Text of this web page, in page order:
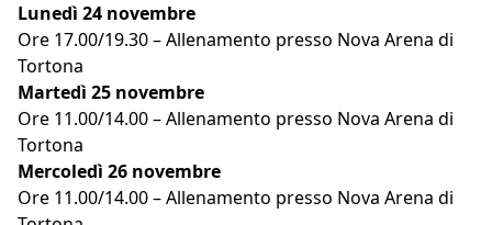
Lunedì 24 novembre
Ore 17.00/19.30 – Allenamento presso Nova Arena di
Tortona
Martedì 25 novembre
Ore 11.00/14.00 – Allenamento presso Nova Arena di
Tortona
Mercoledì 26 novembre
Ore 11.00/14.00 – Allenamento presso Nova Arena di